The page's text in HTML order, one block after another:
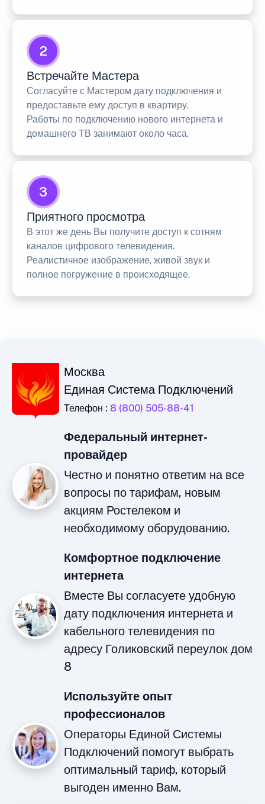
2
Встречайте Мастера
Согласуйте с Мастером дату подключения и
предоставьте ему доступ в квартиру.
Работы по подключению нового интернета и
домашнего ТВ занимают около часа.
3
Приятного просмотра
В этот же день Вы получите доступ к сотням
каналов цифрового телевидения.
Реалистичное изображение, живой звук и
полное погружение в происходящее.
Москва
Единая Система Подключений
Телефон : 8 (800) 505-88-41
Федеральный интернет-
провайдер
Честно и понятно ответим на все
вопросы по тарифам, новым
акциям Ростелеком и
необходимому оборудованию.
Комфортное подключение
интернета
Вместе Вы согласуете удобную
дату подключения интернета и
кабельного телевидения по
адресу Голиковский переулок дом
8
Используйте опыт
профессионалов
Операторы Единой Системы
Подключений помогут выбрать
оптимальный тариф, который
выгоден именно Вам.